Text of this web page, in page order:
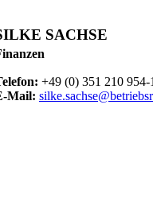
SACHSE
+49 (0) 351 210 954-
Mail: